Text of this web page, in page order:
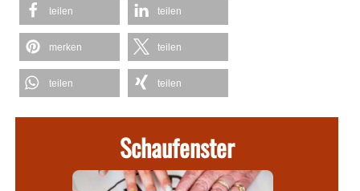
teilen teilen
merken teilen
teilen teilen
Schaufenster